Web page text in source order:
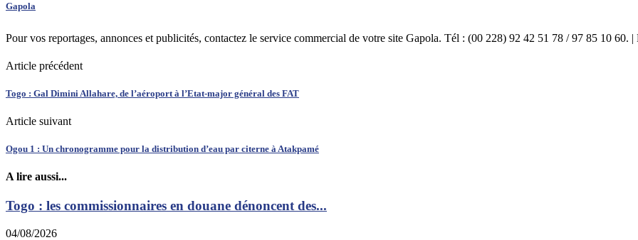
Gapola
Pour vos reportages, annonces et publicités, contactez le service commercial de votre site Gapola. Tél : (00 228) 92 42 51 78 / 97 85 10
Article précédent
Togo : Gal Dimini Allahare, de l’aéroport à l’Etat-major général des FAT
Article suivant
Ogou 1 : Un chronogramme pour la distribution d’eau par citerne à Atakpamé
A lire aussi...
Togo : les commissionnaires en douane dénoncent des...
04/08/2026